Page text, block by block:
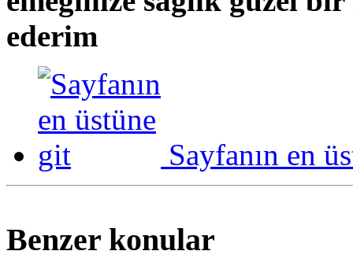
ederim
Sayfanın en
Benzer konular